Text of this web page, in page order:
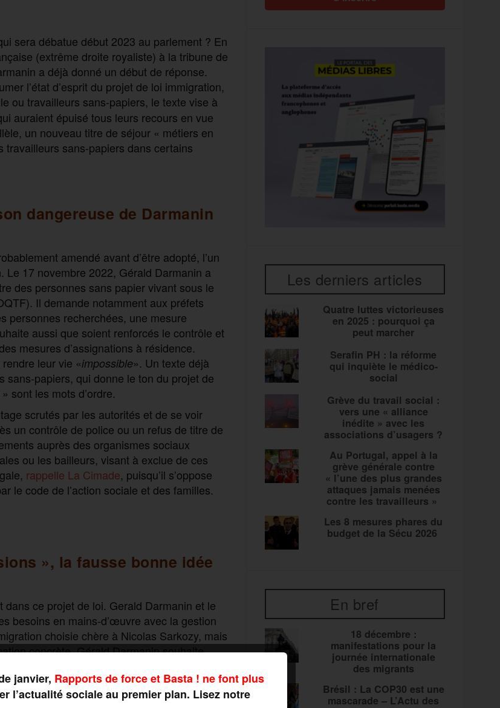
sera débatue début 2023 au parlement ? En
(extrême droite royaliste) à la tribune de
a déjà donné un début de réponse.
l’état d’esprit du projet de loi immigration,
ou travailleurs sans-papiers, le texte vise à
auraient épuisé tous leurs recours en vue
un nouveau titre de séjour « métiers en
sans-papiers dans certains
dangereuse de Darmanin
amendé avant d’être adopté, l’un
Le 17 novembre 2022, Gérald Darmanin a
des personnes sans papier vivant sous le
Il demande notamment aux préfets
personnes recherchées, une mesure
aussi que soient renforcés le contrôle et
mesures d’assignations à résidence.
leur vie «impossible». Un texte déjà
sans-papiers, qui donne le ton du projet de
» sont les mots d’ordre.
scrutés par les autorités et de se voir
un contrôle de police ou un refus de titre de
auprès des organismes sociaux
ou les bailleurs, visant à exclue de ces
rappelle La Cimade, puisqu’il s’oppose
le code de l’action sociale et des familles.
», la fausse bonne idée
dans ce projet de loi. Gerald Darmanin et le
besoins en mains-d’œuvre avec la gestion
choisie chère à Nicolas Sarkozy, mais
concrète. Gérald Darmanin souhaite
à des secteurs économiques dits
et renouvelable tant que le métier exercé
Elle devrait concerner les métiers de
Les derniers articles
Quatre luttes victorieuses
en 2025 : pourquoi ça
peut marcher
Serafin PH : la réforme
qui inquiète le médico-
social
Grève du travail social :
vers une « alliance
inédite » avec les
associations d’usagers ?
Au Portugal, appel à la
grève générale contre
« l’une des plus grandes
attaques jamais menées
contre les travailleurs »
Les 8 mesures phares du
budget de la Sécu 2026
En bref
18 décembre :
manifestations pour la
journée internationale
des migrants
Brésil : La COP30 est une
mascarade – L’Actu des
janvier, Rapports de force et Basta ! ne font plus
l’actualité sociale au premier plan. Lisez notre